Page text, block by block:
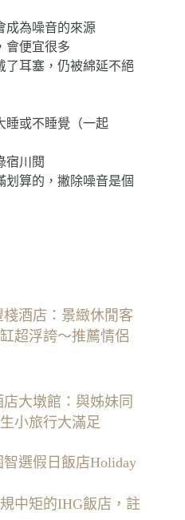
成為噪音的來源
會便宜很多
了耳塞，仍被綿延不絕
睡或不睡覺（一起
宿川閱
划算的，撇除噪音是個
棧酒店：景緻休閒客
超浮誇～推薦情侶
店大墩館：與姊妹同
小旅行大滿足
智選假日飯店Holiday
中矩的IHG飯店，註